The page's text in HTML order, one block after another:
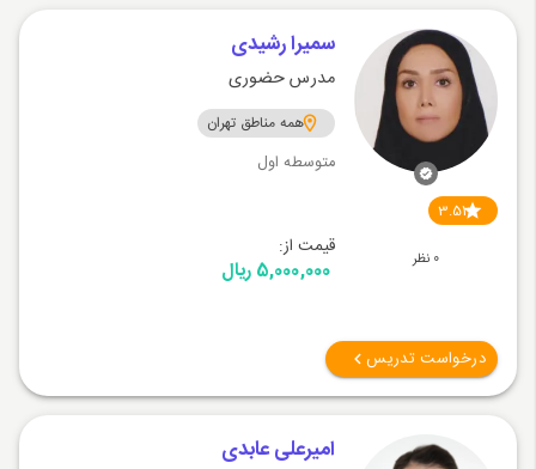
3.51
0 نظر
سمیرا رشیدی
مدرس حضوری
همه مناطق تهران
متوسطه اول
قیمت از:
5,000,000 ریال
درخواست تدریس
امیرعلی عابدی